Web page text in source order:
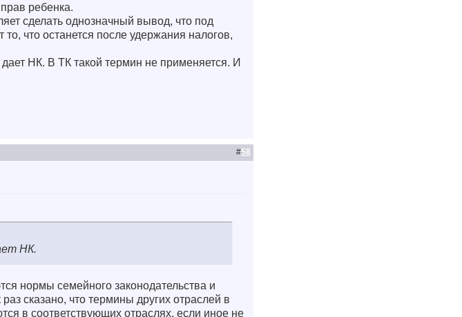
ребенка.
сделать однозначный вывод, что под
что останется после удержания налогов,
НК. В ТК такой термин не применяется. И
#58
НК.
нормы семейного законодательства и
сказано, что термины других отраслей в
в соответствующих отраслях, если иное не